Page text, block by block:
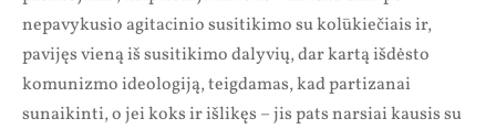
nepavykusio agitacinio susitikimo su kolūkiečiais ir,
pavijęs vieną iš susitikimo dalyvių, dar kartą išdėsto
komunizmo ideologiją, teigdamas, kad partizanai
sunaikinti, o jei koks ir išlikęs – jis pats narsiai kausis su